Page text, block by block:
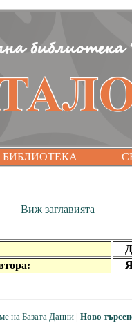
Виж заглавията
на Базата Данни| Ново